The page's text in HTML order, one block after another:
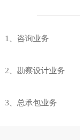
1、咨询业务
2、勘察设计业务
3、总承包业务